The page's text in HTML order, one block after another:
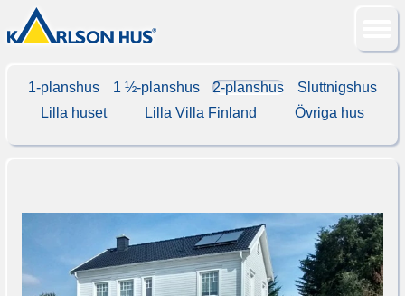
1-planshus 1 ½-planshus 2-planshus
Sluttnigshus
Lilla huset
Lilla Villa Finland Övriga hus